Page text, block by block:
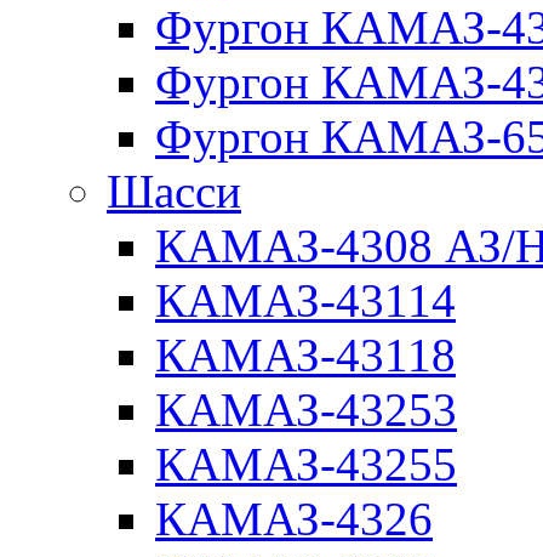
Фургон КАМАЗ-
Фургон КАМАЗ-
Фургон КАМАЗ-
Шасси
КАМАЗ-4308 АЗ/
КАМАЗ-43114
КАМАЗ-43118
КАМАЗ-43253
КАМАЗ-43255
КАМАЗ-4326